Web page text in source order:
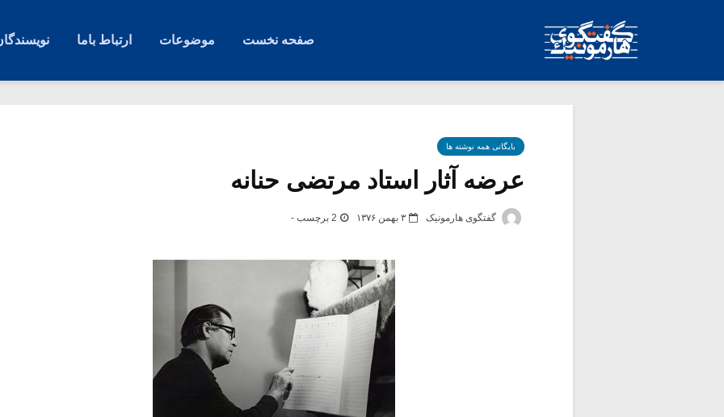
صفحه نخست موضوعات ارتباط باما
بایگانی همه نوشته ها
عرضه آثار استاد مرتضی حنانه
گفتگوی هارمونیک ۳ بهمن ۱۳۷۶ 2 برچسب -